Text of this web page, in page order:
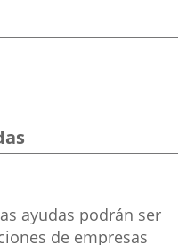
aplicaciónaplicación
ayudas podrán ser
de empresas